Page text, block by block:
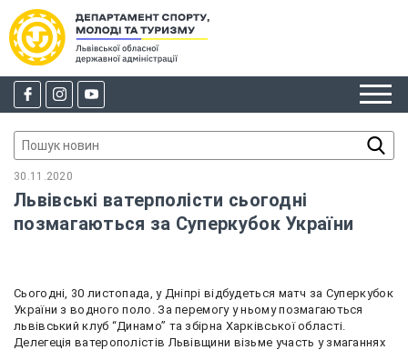
30.11.2020
Львівські ватерполісти сьогодні
позмагаються за Суперкубок України
Сьогодні, 30 листопада, у Дніпрі відбудеться матч за Суперкубок
України з водного поло. За перемогу у ньому позмагаються
львівський клуб “Динамо” та збірна Харківської області.
Делегеція ватерополістів Львівщини візьме участь у змаганнях